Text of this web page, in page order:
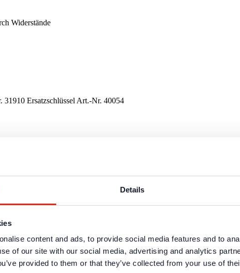
Details
content and ads, to provide social media features and to
of our site with our social media, advertising and analytics
provided to them or that they’ve collected from your use of
Widerstände
31910 Ersatzschlüssel Art.-Nr. 40054
und Dienstleistungen sind in dem geschützten Partnerbereich
erforderlich.
und Dienstleistungen sind in dem geschützten Partnerbereich
erforderlich.